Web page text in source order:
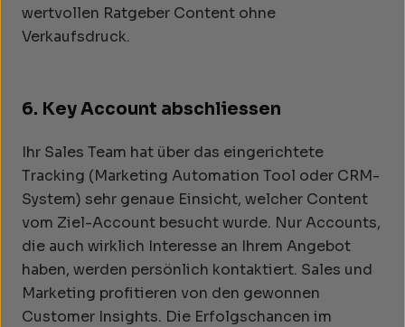
wertvollen Ratgeber Content ohne
Verkaufsdruck.
6. Key Account abschliessen
Ihr Sales Team hat über das eingerichtete
Tracking (Marketing Automation Tool oder CRM-
System) sehr genaue Einsicht, welcher Content
vom Ziel-Account besucht wurde. Nur Accounts,
die auch wirklich Interesse an Ihrem Angebot
haben, werden persönlich kontaktiert. Sales und
Marketing profitieren von den gewonnen
Customer Insights. Die Erfolgschancen im